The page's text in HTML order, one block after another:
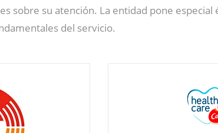
sobre su atención. La entidad pone especial
del servicio.